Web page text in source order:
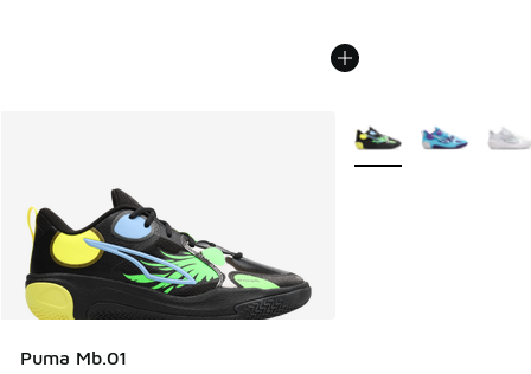
Puma Mb.01
Meer kleuren